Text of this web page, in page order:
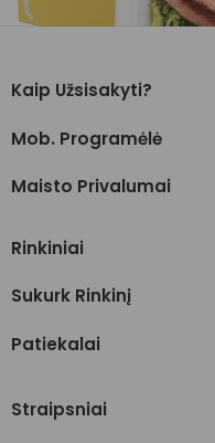
Kaip Užsisakyti?
Mob. Programėlė
Maisto Privalumai
Rinkiniai
Sukurk Rinkinį
Patiekalai
Straipsniai